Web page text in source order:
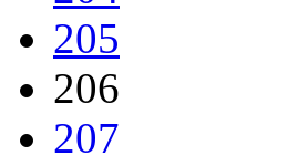
205
206
207